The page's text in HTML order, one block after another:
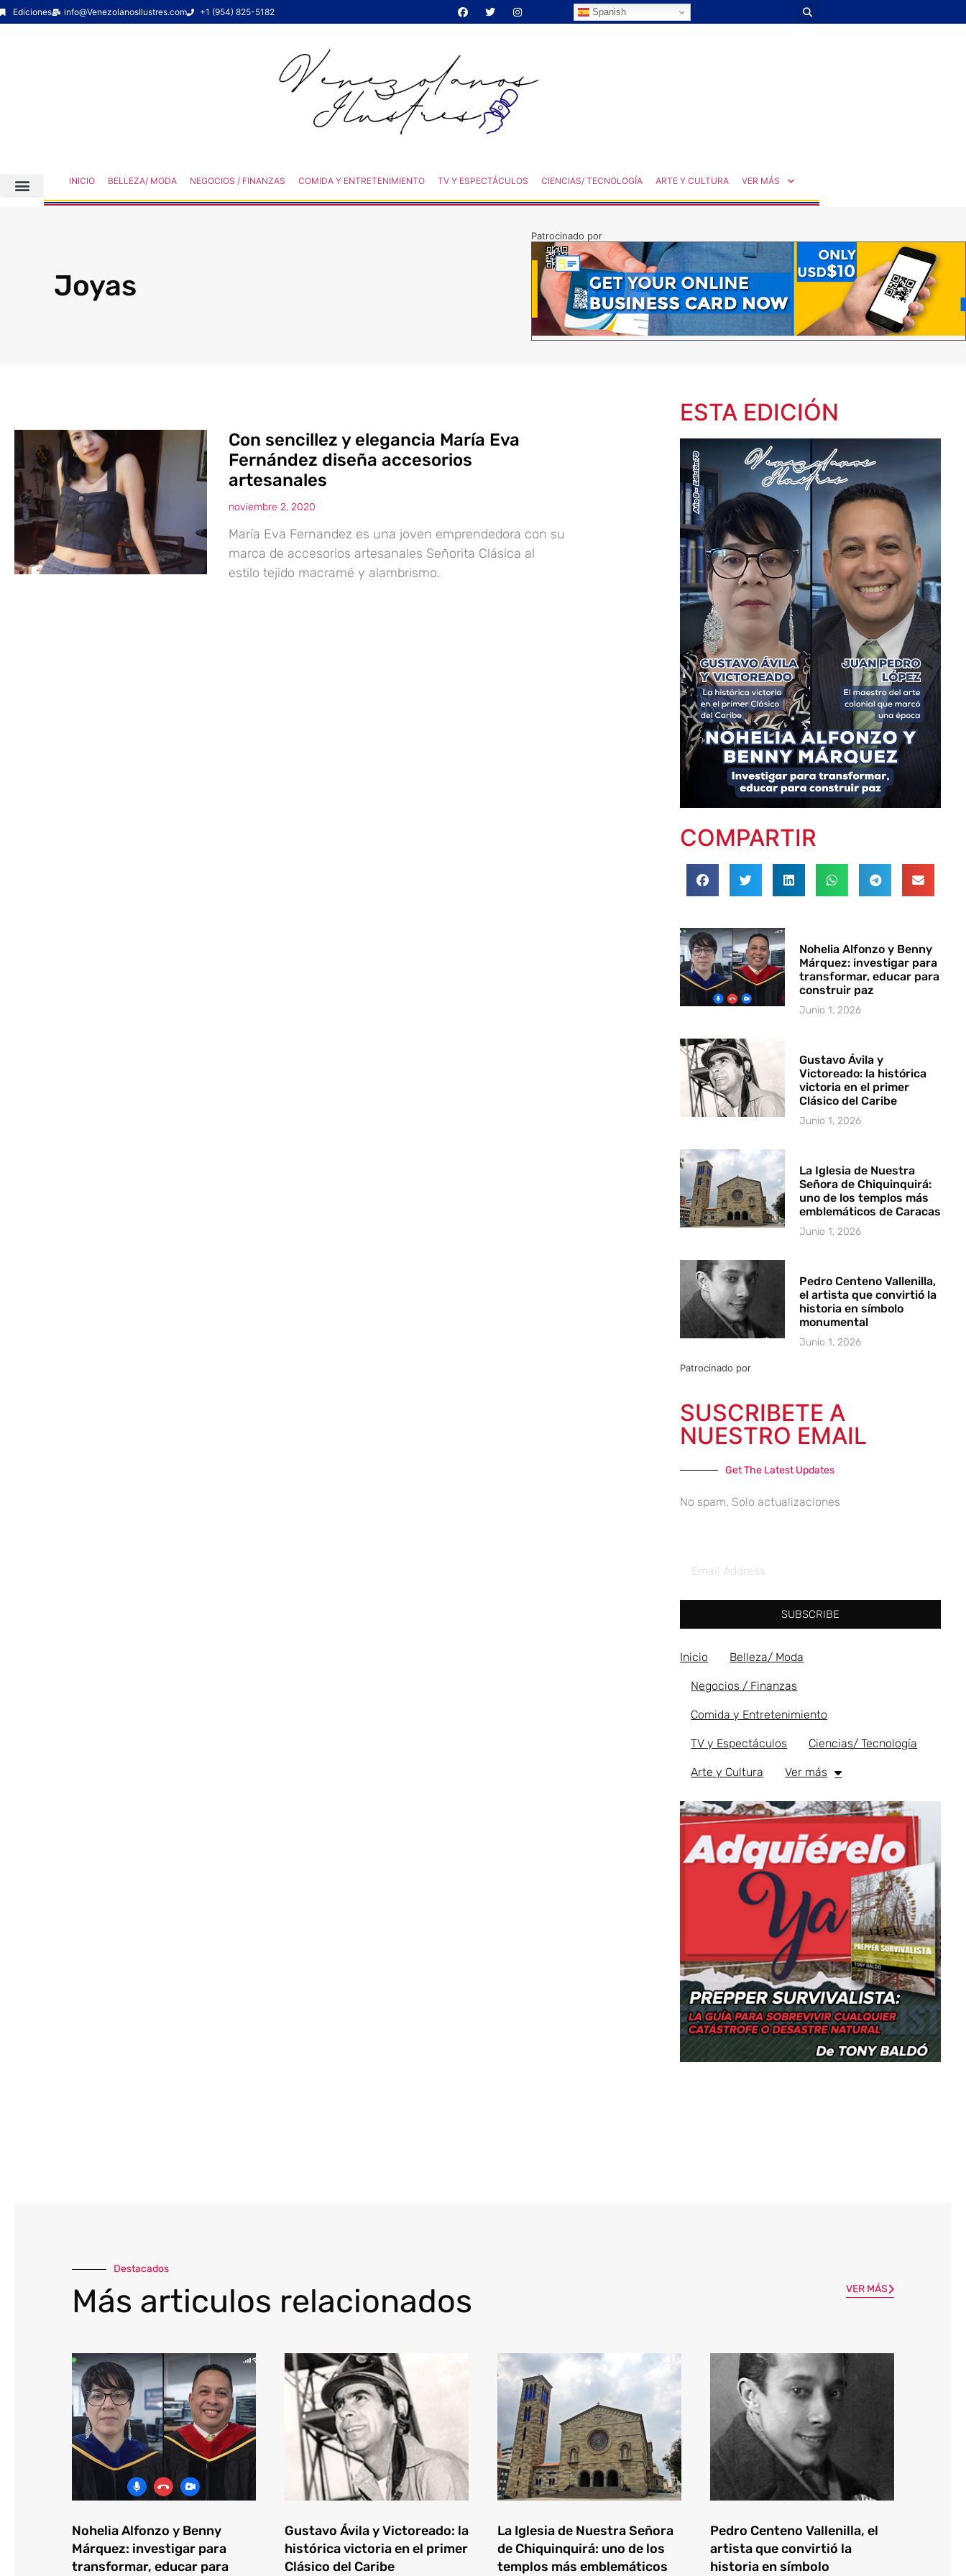
Ediciones info@VenezolanosIlustres.com +1 (954) 825-5182 Spanish
INICIO BELLEZA/ MODA NEGOCIOS / FINANZAS COMIDA Y ENTRETENIMIENTO TV Y ESPECTÁCULOS CIENCIAS/ TECNOLOGÍA ARTE Y CULTURA VER MÁS
Joyas
Patrocinado por
Con sencillez y elegancia María Eva
Fernández diseña accesorios
artesanales
noviembre 2, 2020
María Eva Fernandez es una joven emprendedora con su
marca de accesorios artesanales Señorita Clásica al
estilo tejido macramé y alambrismo.
ESTA EDICIÓN
COMPARTIR
Nohelia Alfonzo y Benny
Márquez: investigar para
transformar, educar para
construir paz
Junio 1, 2026
Gustavo Ávila y
Victoreado: la histórica
victoria en el primer
Clásico del Caribe
Junio 1, 2026
La Iglesia de Nuestra
Señora de Chiquinquirá:
uno de los templos más
emblemáticos de Caracas
Junio 1, 2026
Pedro Centeno Vallenilla,
el artista que convirtió la
historia en símbolo
monumental
Junio 1, 2026
Patrocinado por
SUSCRIBETE A
NUESTRO EMAIL
Get The Latest Updates
No spam, Solo actualizaciones
SUBSCRIBE
Inicio Belleza/ Moda
Negocios / Finanzas
Comida y Entretenimiento
TV y Espectáculos Ciencias/ Tecnología
Arte y Cultura Ver más
Destacados
Más articulos relacionados VER MÁS
Nohelia Alfonzo y Benny
Márquez: investigar para
transformar, educar para
Gustavo Ávila y Victoreado: la
histórica victoria en el primer
Clásico del Caribe
La Iglesia de Nuestra Señora
de Chiquinquirá: uno de los
templos más emblemáticos
Pedro Centeno Vallenilla, el
artista que convirtió la
historia en símbolo